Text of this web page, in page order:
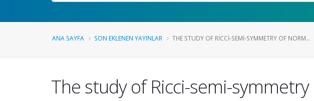
ANA SAYFA SON EKLENEN YAYINLAR THE STUDY OF RICCI-SEMI-SYMMETRY OF NORM...
The study of Ricci-semi-